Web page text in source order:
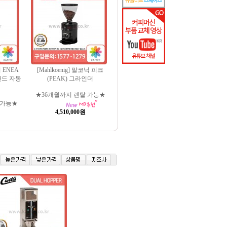
ENEA
자동
능★
[Mahlkoenig] 말코닉 피크
(PEAK) 그라인더
★36개월까지 렌탈 가능★
4,510,000원